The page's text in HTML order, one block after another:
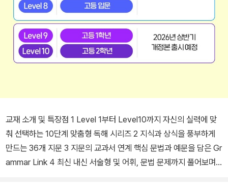
교재 소개 및 특장점 1 Level 1부터 Level10까지 자신의 실력에 맞
춰 선택하는 10단계 맞춤형 독해 시리즈 2 지식과 상식을 풍부하게
만드는 36개 지문 3 지문의 교과서 연계 핵심 문법과 예문을 담은 Gr
ammar Link 4 최신 내신 서술형 및 어휘, 문법 문제까지 풀어보며